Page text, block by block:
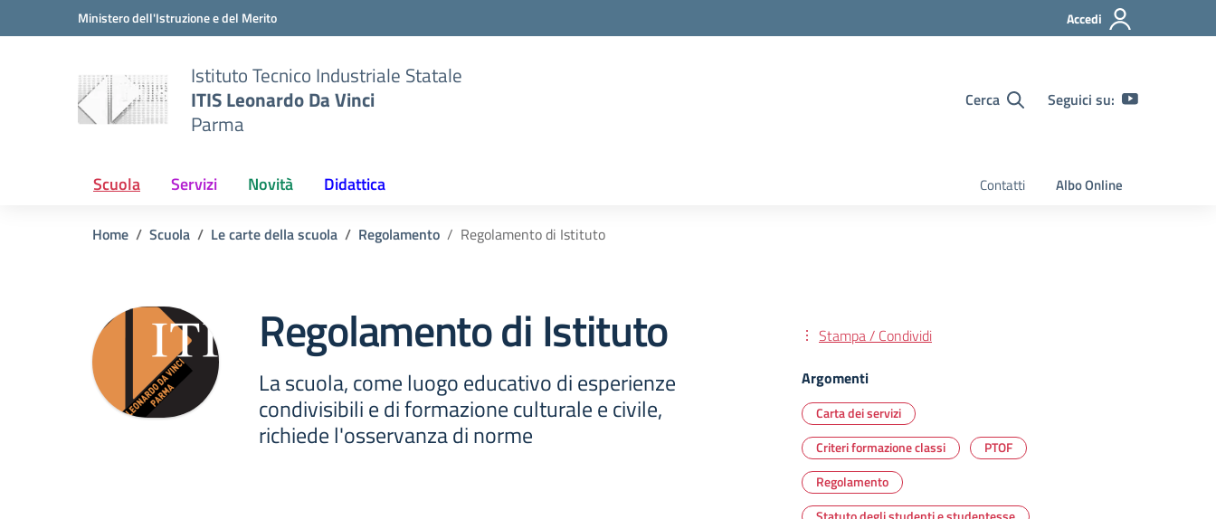
Vai ai contenuti
Vai al menu di navigazioneMinistero dell'Istruzione e del Merito Accedi
Istituto Tecnico Industriale Statale
ITIS Leonardo Da Vinci
Parma
Cerca Seguici su:
Scuola Servizi Novità Didattica Contatti Albo Online
Home Scuola Le carte della scuola Regolamento Regolamento di Istituto
Regolamento di Istituto
La scuola, come luogo educativo di esperienze
condivisibili e di formazione culturale e civile,
richiede l'osservanza di norme
Stampa / Condividi
Argomenti
Carta dei servizi
Criteri formazione classi
PTOF
Regolamento